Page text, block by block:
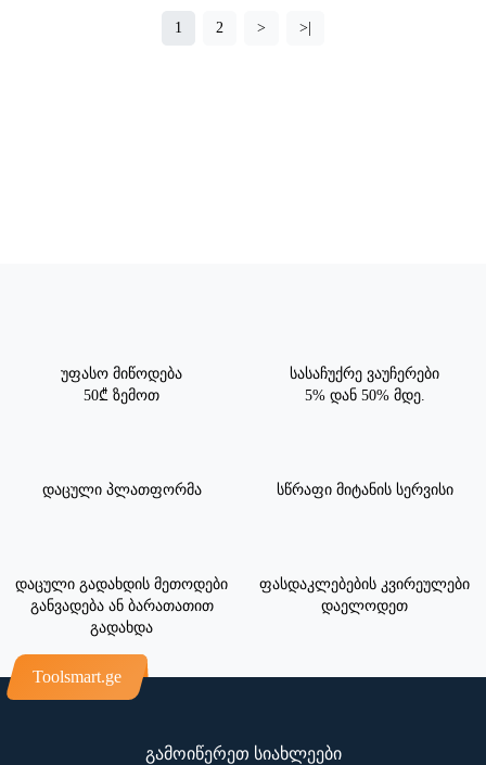
1 2 > >|
უფასო მიწოდება
50₾ ზემოთ
სასაჩუქრე ვაუჩერები
5% დან 50% მდე.
დაცული პლათფორმა სწრაფი მიტანის სერვისი
დაცული გადახდის მეთოდები
განვადება ან ბარათათით
გადახდა
ფასდაკლებების კვირეულები
დაელოდეთ
Toolsmart.ge
გამოიწერეთ სიახლეები